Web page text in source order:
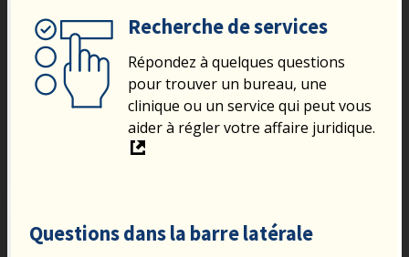
Recherche de services
Répondez à quelques questions
pour trouver un bureau, une
clinique ou un service qui peut vous
aider à régler votre affaire juridique.
Questions dans la barre latérale